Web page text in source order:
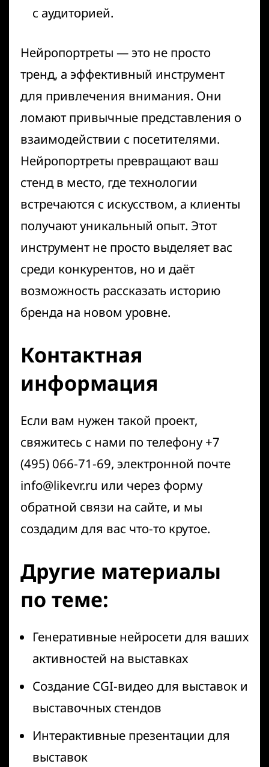
с аудиторией.
Нейропортреты — это не просто
тренд, а эффективный инструмент
для привлечения внимания. Они
ломают привычные представления о
взаимодействии с посетителями.
Нейропортреты превращают ваш
стенд в место, где технологии
встречаются с искусством, а клиенты
получают уникальный опыт. Этот
инструмент не просто выделяет вас
среди конкурентов, но и даёт
возможность рассказать историю
бренда на новом уровне.
Контактная
информация
Если вам нужен такой проект,
свяжитесь с нами по телефону +7
(495) 066-71-69, электронной почте
info@likevr.ru или через форму
обратной связи на сайте, и мы
создадим для вас что-то крутое.
Другие материалы
по теме:
Генеративные нейросети для ваших
активностей на выставках
Создание CGI-видео для выставок и
выставочных стендов
Интерактивные презентации для
выставок